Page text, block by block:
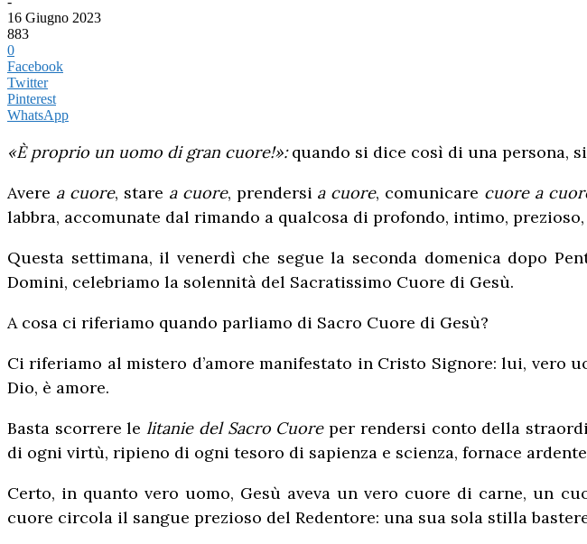
16 Giugno 2023
883
0
Facebook
Twitter
Pinterest
WhatsApp
«È proprio un uomo di gran cuore!»:quando si dice così di una persona,
Avere a cuore, stare a cuore, prendersi a cuore, comunicare cuore a
labbra, accomunate dal rimando a qualcosa di profondo, intimo,
Questa settimana, il venerdì che segue la seconda domenica dopo
Domini, celebriamo la solennità del Sacratissimo Cuore di Gesù.
A cosa ci riferiamo quando parliamo di Sacro Cuore di Gesù?
Ci riferiamo al mistero d’amore manifestato in Cristo Signore: lui, vero
Dio, è amore.
Basta scorrere lelitanie del Sacro Cuoreper rendersi conto della
di ogni virtù, ripieno di ogni tesoro di sapienza e scienza, fornace
Certo, in quanto vero uomo, Gesù aveva un vero cuore di carne, un
cuore circola il sangue prezioso del Redentore: una sua sola stilla